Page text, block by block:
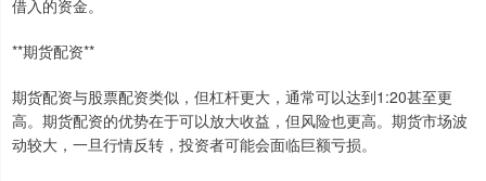
借入的资金。
**期货配资**
期货配资与股票配资类似，但杠杆更大，通常可以达到1:20甚至更
高。期货配资的优势在于可以放大收益，但风险也更高。期货市场波
动较大，一旦行情反转，投资者可能会面临巨额亏损。